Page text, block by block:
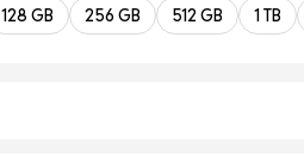
128 GB 256 GB 512 GB 1 TB